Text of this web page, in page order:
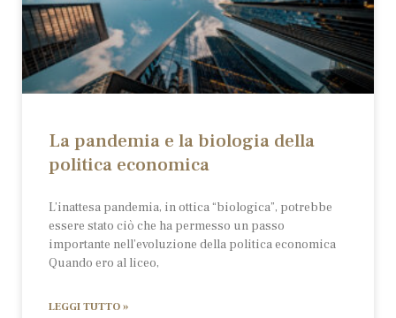
La pandemia e la biologia della
politica economica
L’inattesa pandemia, in ottica “biologica”, potrebbe
essere stato ciò che ha permesso un passo
importante nell’evoluzione della politica economica
Quando ero al liceo,
LEGGI TUTTO »